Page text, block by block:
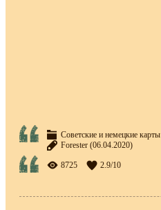
Советские и немецкие карты
Forester (06.04.2020)
8725 2.9/10